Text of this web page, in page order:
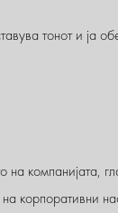
тонот и ја
компанијата,
корпоративни